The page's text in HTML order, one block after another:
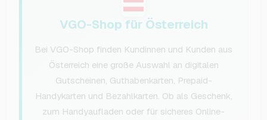
VGO-Shop für Österreich
Bei VGO-Shop finden Kundinnen und Kunden aus
Österreich eine große Auswahl an digitalen
Gutscheinen, Guthabenkarten, Prepaid-
Handykarten und Bezahlkarten. Ob als Geschenk,
zum Handyaufladen oder für sicheres Online-